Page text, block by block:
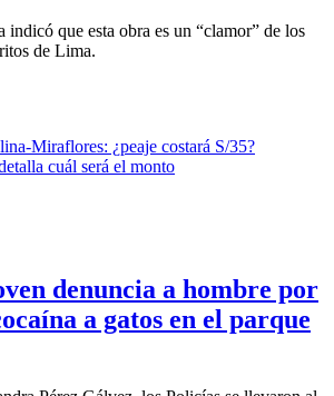
que esta obra es un “clamor” de los
de Lima.
denuncia a hombre por
a gatos en el parque